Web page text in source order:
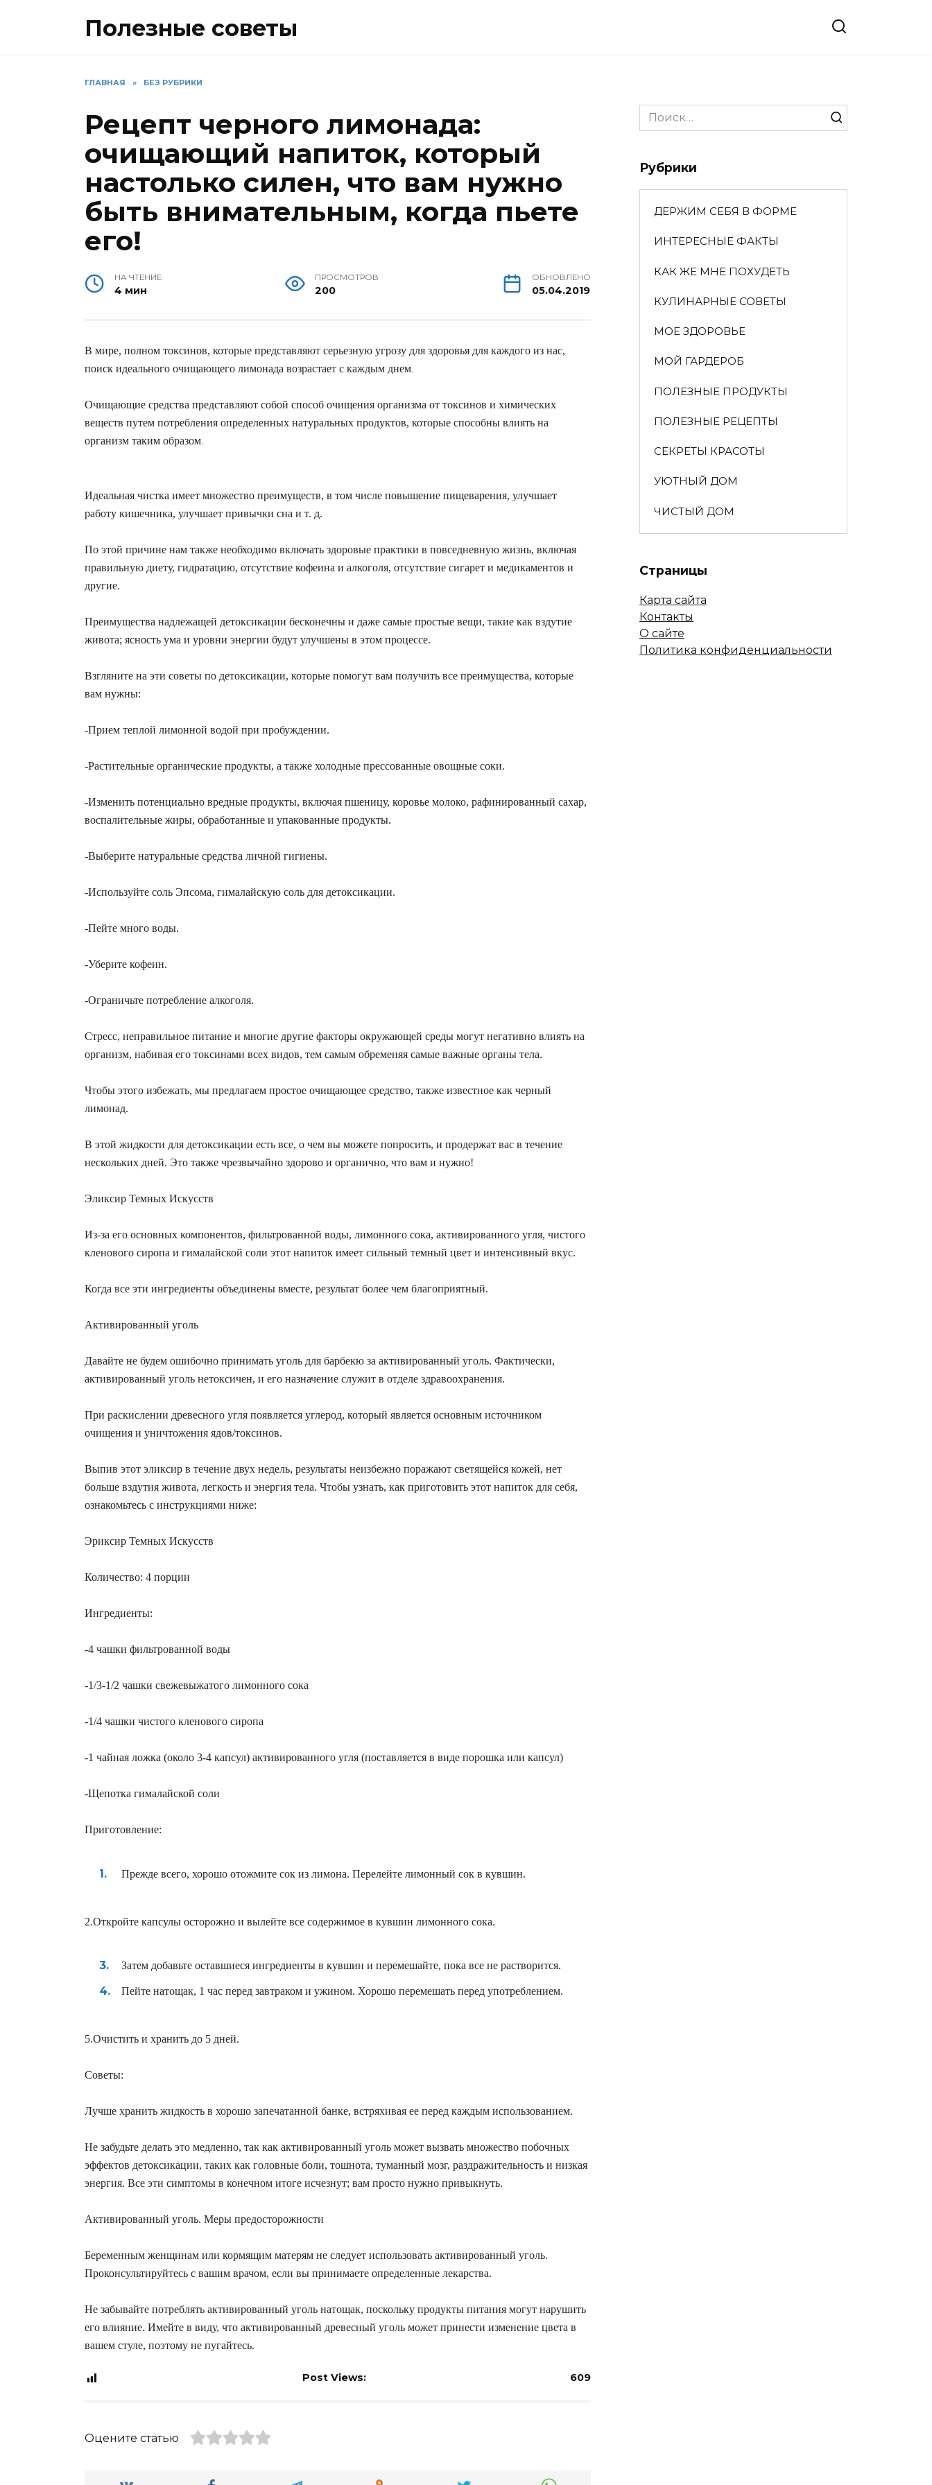
Полезные советы
ГЛАВНАЯ » БЕЗ РУБРИКИ
Рецепт черного лимонада:
очищающий напиток, который
настолько силен, что вам нужно
быть внимательным, когда пьете
его!
НА ЧТЕНИЕ
4 мин
ПРОСМОТРОВ
200
ОБНОВЛЕНО
05.04.2019
В мире, полном токсинов, которые представляют серьезную угрозу для здоровья для каждого из нас,
поиск идеального очищающего лимонада возрастает с каждым днем.
Очищающие средства представляют собой способ очищения организма от токсинов и химических
веществ путем потребления определенных натуральных продуктов, которые способны влиять на
организм таким образом.
Идеальная чистка имеет множество преимуществ, в том числе повышение пищеварения, улучшает
работу кишечника, улучшает привычки сна и т. д.
По этой причине нам также необходимо включать здоровые практики в повседневную жизнь, включая
правильную диету, гидратацию, отсутствие кофеина и алкоголя, отсутствие сигарет и медикаментов и
другие.
Преимущества надлежащей детоксикации бесконечны и даже самые простые вещи, такие как вздутие
живота; ясность ума и уровни энергии будут улучшены в этом процессе.
Взгляните на эти советы по детоксикации, которые помогут вам получить все преимущества, которые
вам нужны:
-Прием теплой лимонной водой при пробуждении.
-Растительные органические продукты, а также холодные прессованные овощные соки.
-Изменить потенциально вредные продукты, включая пшеницу, коровье молоко, рафинированный сахар,
воспалительные жиры, обработанные и упакованные продукты.
-Выберите натуральные средства личной гигиены.
-Используйте соль Эпсома, гималайскую соль для детоксикации.
-Пейте много воды.
-Уберите кофеин.
-Ограничьте потребление алкоголя.
Стресс, неправильное питание и многие другие факторы окружающей среды могут негативно влиять на
организм, набивая его токсинами всех видов, тем самым обременяя самые важные органы тела.
Чтобы этого избежать, мы предлагаем простое очищающее средство, также известное как черный
лимонад.
В этой жидкости для детоксикации есть все, о чем вы можете попросить, и продержат вас в течение
нескольких дней. Это также чрезвычайно здорово и органично, что вам и нужно!
Эликсир Темных Искусств
Из-за его основных компонентов, фильтрованной воды, лимонного сока, активированного угля, чистого
кленового сиропа и гималайской соли этот напиток имеет сильный темный цвет и интенсивный вкус.
Когда все эти ингредиенты объединены вместе, результат более чем благоприятный.
Активированный уголь
Давайте не будем ошибочно принимать уголь для барбекю за активированный уголь. Фактически,
активированный уголь нетоксичен, и его назначение служит в отделе здравоохранения.
При раскислении древесного угля появляется углерод, который является основным источником
очищения и уничтожения ядов/токсинов.
Выпив этот эликсир в течение двух недель, результаты неизбежно поражают светящейся кожей, нет
больше вздутия живота, легкость и энергия тела. Чтобы узнать, как приготовить этот напиток для себя,
ознакомьтесь с инструкциями ниже:
Эриксир Темных Искусств
Количество: 4 порции
Ингредиенты:
-4 чашки фильтрованной воды
-1/3-1/2 чашки свежевыжатого лимонного сока
-1/4 чашки чистого кленового сиропа
-1 чайная ложка (около 3-4 капсул) активированного угля (поставляется в виде порошка или капсул)
-Щепотка гималайской соли
Приготовление:
Прежде всего, хорошо отожмите сок из лимона. Перелейте лимонный сок в кувшин.
2.Откройте капсулы осторожно и вылейте все содержимое в кувшин лимонного сока.
Затем добавьте оставшиеся ингредиенты в кувшин и перемешайте, пока все не растворится.
Пейте натощак, 1 час перед завтраком и ужином. Хорошо перемешать перед употреблением.
5.Очистить и хранить до 5 дней.
Советы:
Лучше хранить жидкость в хорошо запечатанной банке, встряхивая ее перед каждым использованием.
Не забудьте делать это медленно, так как активированный уголь может вызвать множество побочных
эффектов детоксикации, таких как головные боли, тошнота, туманный мозг, раздражительность и низкая
энергия. Все эти симптомы в конечном итоге исчезнут; вам просто нужно привыкнуть.
Активированный уголь. Меры предосторожности
Беременным женщинам или кормящим матерям не следует использовать активированный уголь.
Проконсультируйтесь с вашим врачом, если вы принимаете определенные лекарства.
Не забывайте потреблять активированный уголь натощак, поскольку продукты питания могут нарушить
его влияние. Имейте в виду, что активированный древесный уголь может принести изменение цвета в
вашем стуле, поэтому не пугайтесь.
Post Views: 609
Оцените статью
Search
for:
Рубрики
ДЕРЖИМ СЕБЯ В ФОРМЕ
ИНТЕРЕСНЫЕ ФАКТЫ
КАК ЖЕ МНЕ ПОХУДЕТЬ
КУЛИНАРНЫЕ СОВЕТЫ
МОЕ ЗДОРОВЬЕ
МОЙ ГАРДЕРОБ
ПОЛЕЗНЫЕ ПРОДУКТЫ
ПОЛЕЗНЫЕ РЕЦЕПТЫ
СЕКРЕТЫ КРАСОТЫ
УЮТНЫЙ ДОМ
ЧИСТЫЙ ДОМ
Страницы
Карта сайта
Контакты
О сайте
Политика конфиденциальности